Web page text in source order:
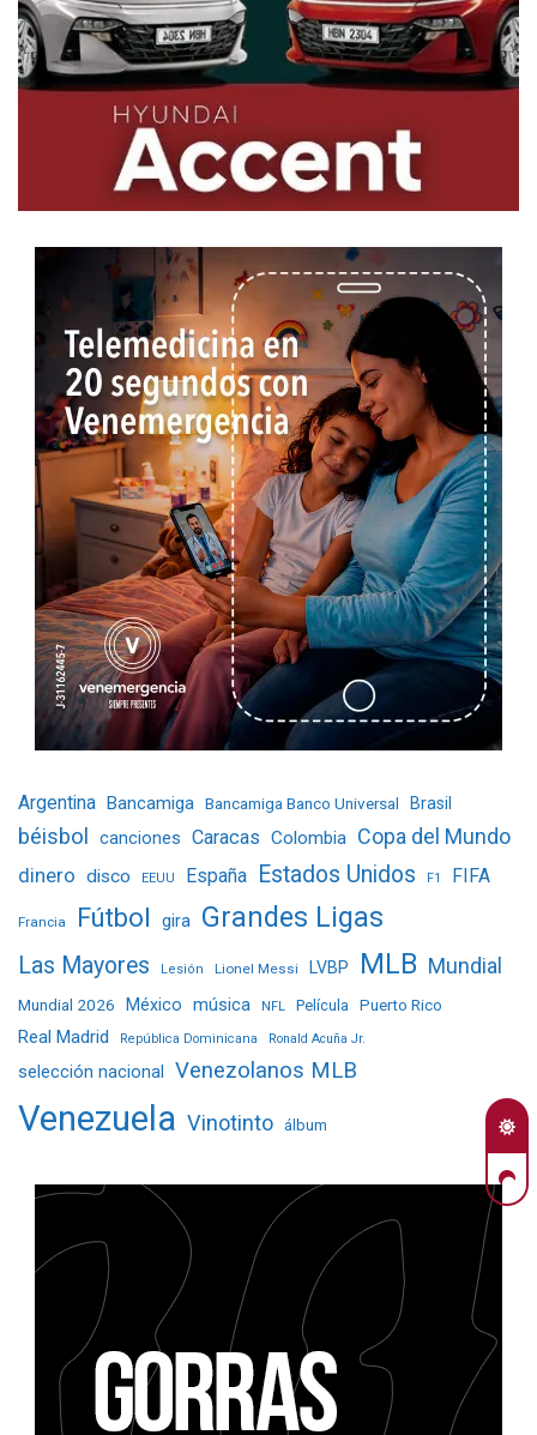
Argentina Bancamiga Bancamiga Banco Universal Brasil
béisbol canciones Caracas Colombia Copa del Mundo
dinero disco EEUU España Estados Unidos F1 FIFA
Francia Fútbol gira Grandes Ligas
Las Mayores Lesión Lionel Messi LVBP MLB Mundial
Mundial 2026 México música NFL Película Puerto Rico
Real Madrid República Dominicana Ronald Acuña Jr.
selección nacional Venezolanos MLB
Venezuela Vinotinto álbum